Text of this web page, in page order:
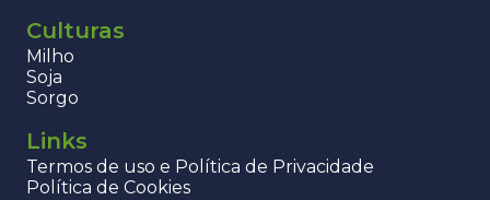
Culturas
Milho
Soja
Sorgo
Links
Termos de uso e Política de Privacidade
Política de Cookies